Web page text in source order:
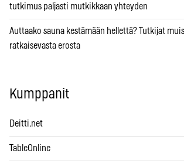
tutkimus paljasti mutkikkaan yhteyden
Auttaako sauna kestämään hellettä? Tutkijat
ratkaisevasta erosta
Kumppanit
Deitti.net
TableOnline